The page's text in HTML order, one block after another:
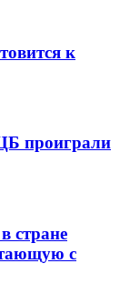
к
проиграли
стране
с